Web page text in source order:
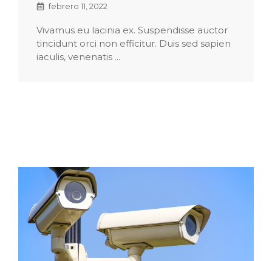
febrero 11, 2022
Vivamus eu lacinia ex. Suspendisse auctor
tincidunt orci non efficitur. Duis sed sapien
iaculis, venenatis ...